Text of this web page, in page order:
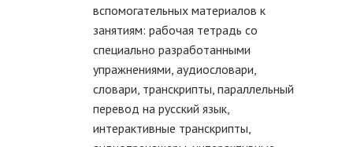
вспомогательных материалов к
занятиям: рабочая тетрадь со
специально разработанными
упражнениями, аудиословари,
словари, транскрипты, параллельный
перевод на русский язык,
интерактивные транскрипты,